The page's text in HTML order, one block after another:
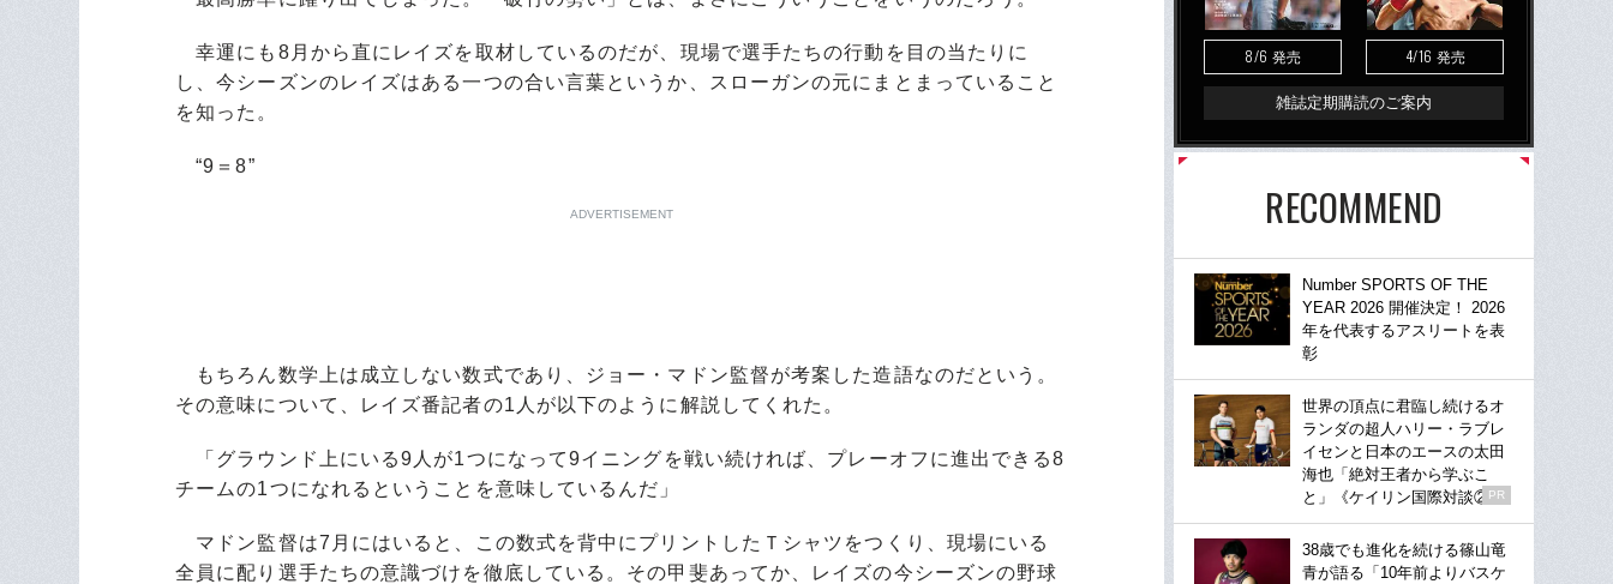
幸運にも8月から直にレイズを取材しているのだが、現場で選手たちの行動を目の当たりに
し、今シーズンのレイズはある一つの合い言葉というか、スローガンの元にまとまっていること
を知った。
“9＝8”
ADVERTISEMENT
もちろん数学上は成立しない数式であり、ジョー・マドン監督が考案した造語なのだという。
その意味について、レイズ番記者の1人が以下のように解説してくれた。
「グラウンド上にいる9人が1つになって9イニングを戦い続ければ、プレーオフに進出できる8
チームの1つになれるということを意味しているんだ」
マドン監督は7月にはいると、この数式を背中にプリントしたＴシャツをつくり、現場にいる
全員に配り選手たちの意識づけを徹底している。その甲斐あってか、レイズの今シーズンの野球
8/6 発売 4/16 発売
雑誌定期購読のご案内
RECOMMEND
Number SPORTS OF THE
YEAR 2026 開催決定！ 2026
年を代表するアスリートを表
彰
世界の頂点に君臨し続けるオ
ランダの超人ハリー・ラブレ
イセンと日本のエースの太田
海也「絶対王者から学ぶこ
と」《ケイリン国際対談②》
PR
38歳でも進化を続ける篠山竜
青が語る「10年前よりバスケ